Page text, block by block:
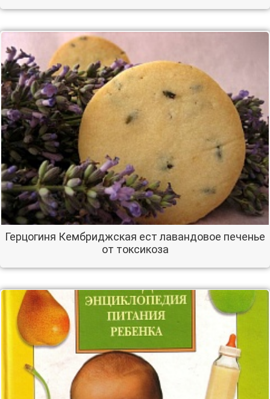
Герцогиня Кембриджская ест лавандовое печенье
от токсикоза